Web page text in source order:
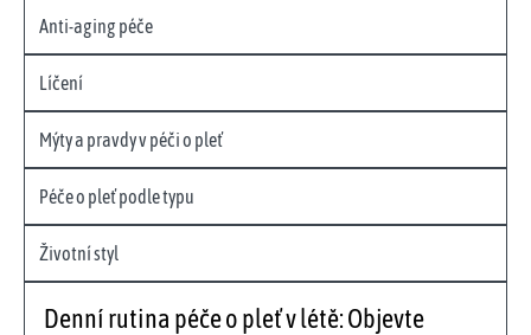
Anti-aging péče
Líčení
Mýty a pravdy v péči o pleť
Péče o pleť podle typu
Životní styl
Denní rutina péče o pleť v létě: Objevte